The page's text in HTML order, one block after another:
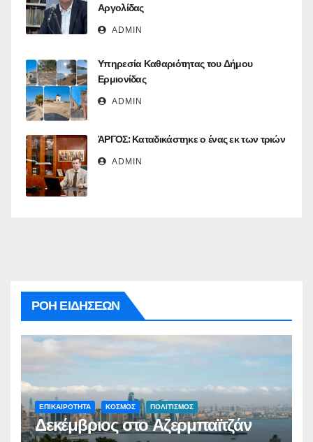
Αργολίδας
ADMIN
Υπηρεσία Καθαριότητας του Δήμου
Ερμιονίδας
ADMIN
ΆΡΓΟΣ: Καταδικάστηκε ο ένας εκ των τριών
ADMIN
ΡΟΗ ΕΙΔΗΣΕΩΝ
ΕΠΙΚΑΙΡΟΤΗΤΑ ΚΟΣΜΟΣ ΠΟΛΙΤΙΣΜΟΣ
Δεκέμβριος στο Αζερμπαϊτζάν